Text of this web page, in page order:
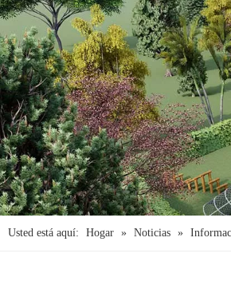
Usted está aquí: Hogar » Noticias »